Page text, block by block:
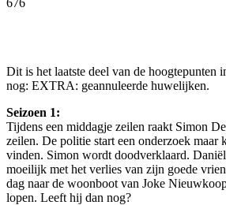
Dit is het laatste deel van de
nog: EXTRA: geannuleerde huwelijken.
Seizoen 1:
Tijdens een middagje zeilen raakt Simon
zeilen. De politie start een onderzoek maar
vinden. Simon wordt doodverklaard.
moeilijk met het verlies van zijn goede
dag naar de woonboot van Joke
lopen. Leeft hij dan nog?